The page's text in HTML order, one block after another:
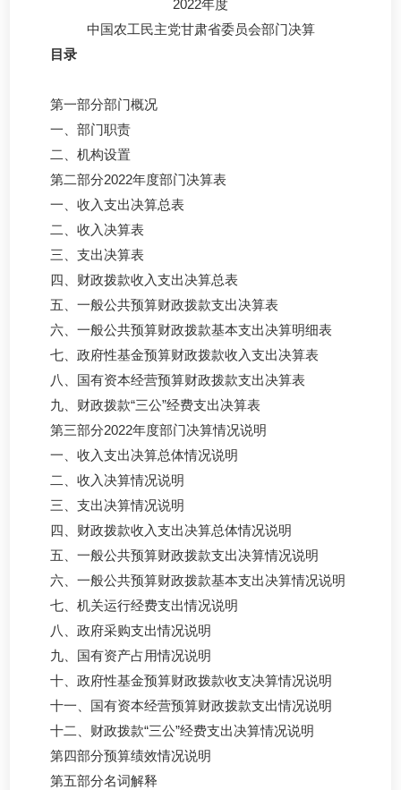
2022年度
中国农工民主党甘肃省委员会部门决算
目录
第一部分部门概况
一、部门职责
二、机构设置
第二部分2022年度部门决算表
一、收入支出决算总表
二、收入决算表
三、支出决算表
四、财政拨款收入支出决算总表
五、一般公共预算财政拨款支出决算表
六、一般公共预算财政拨款基本支出决算明细表
七、政府性基金预算财政拨款收入支出决算表
八、国有资本经营预算财政拨款支出决算表
九、财政拨款“三公”经费支出决算表
第三部分2022年度部门决算情况说明
一、收入支出决算总体情况说明
二、收入决算情况说明
三、支出决算情况说明
四、财政拨款收入支出决算总体情况说明
五、一般公共预算财政拨款支出决算情况说明
六、一般公共预算财政拨款基本支出决算情况说明
七、机关运行经费支出情况说明
八、政府采购支出情况说明
九、国有资产占用情况说明
十、政府性基金预算财政拨款收支决算情况说明
十一、国有资本经营预算财政拨款支出情况说明
十二、财政拨款“三公”经费支出决算情况说明
第四部分预算绩效情况说明
第五部分名词解释